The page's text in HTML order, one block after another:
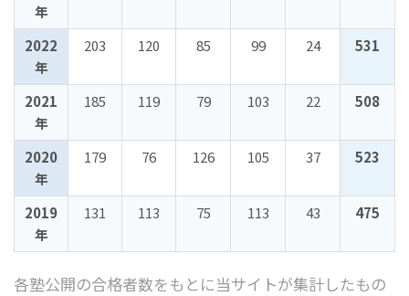
年
2022
年
203 120 85 99 24 531
2021
年
185 119 79 103 22 508
2020
年
179 76 126 105 37 523
2019
年
131 113 75 113 43 475
各塾公開の合格者数をもとに当サイトが集計したもの